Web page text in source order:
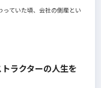
ていた頃、会社の倒産とい
表近藤健祐さんにインタビ
約金制度はお客様を大切に
恐怖と闘いながらもお客様
ラクターの人生を